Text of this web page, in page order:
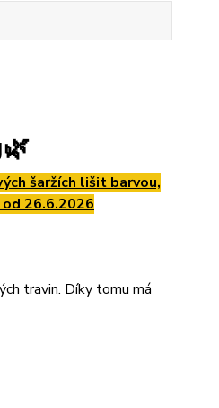
šaržích lišit barvou,
26.6.2026
travin. Díky tomu má